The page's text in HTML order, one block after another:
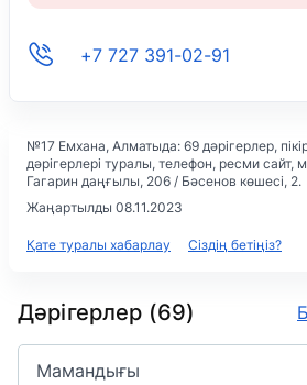
+7 727 391-02-91
№17 Емхана, Алматыда: 69 дәрігерлер,
дәрігерлері туралы, телефон, ресми
Гагарин даңғылы, 206 / Бәсенов көшесі, 2.
Жаңартылды 08.11.2023
Қате туралы хабарлау Сіздің бетіңіз?
Дәрігерлер (69)
Мамандығы